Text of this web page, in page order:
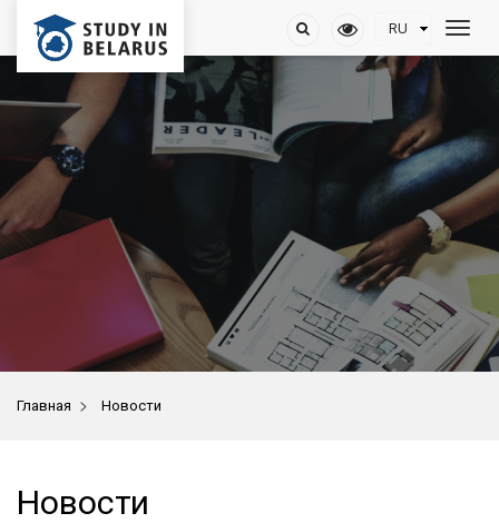
Главная > Новости
Новости